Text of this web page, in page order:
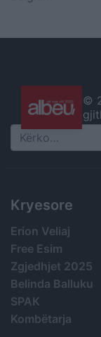
©
Search
Kryesore
Erion Veliaj
Free Esim
Zgjedhjet 2025
Belinda Balluku
SPAK
Kombëtarja